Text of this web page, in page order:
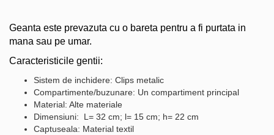
Geanta este prevazuta cu o bareta pentru a fi purtata in
mana sau pe umar.
Caracteristicile gentii:
Sistem de inchidere: Clips metalic
Compartimente/buzunare: Un compartiment principal
Material: Alte materiale
Dimensiuni: L= 32 cm; l= 15 cm; h= 22 cm
Captuseala: Material textil